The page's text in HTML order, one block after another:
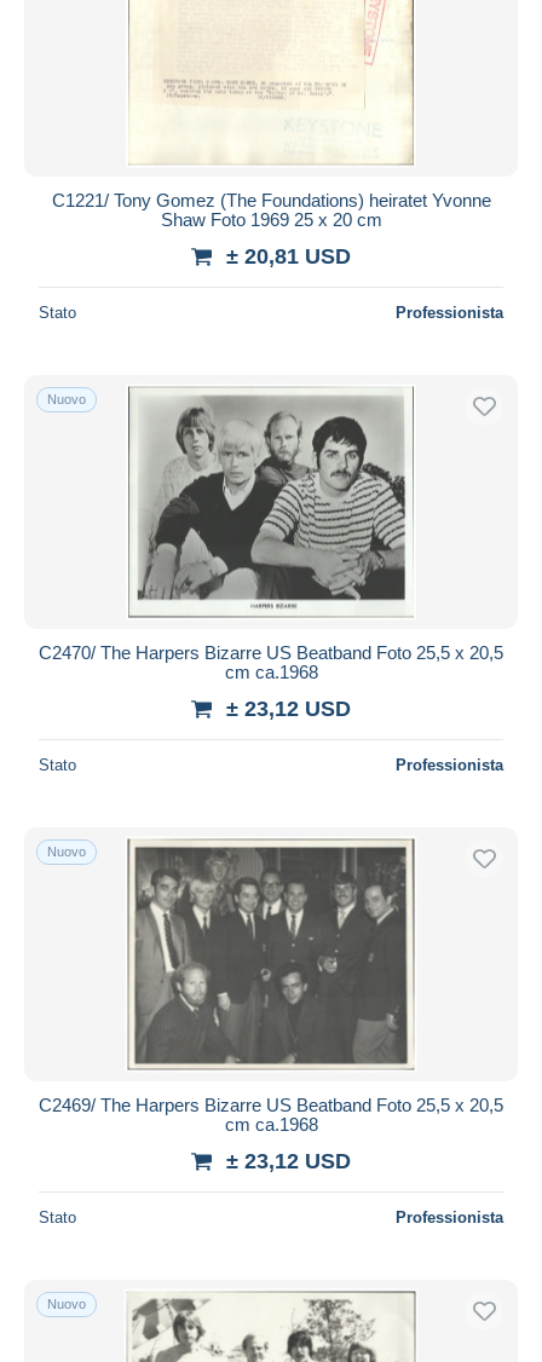
C1221/ Tony Gomez (The Foundations) heiratet Yvonne
Shaw Foto 1969 25 x 20 cm
± 20,81 USD
Stato Professionista
Nuovo
C2470/ The Harpers Bizarre US Beatband Foto 25,5 x 20,5
cm ca.1968
± 23,12 USD
Stato Professionista
Nuovo
C2469/ The Harpers Bizarre US Beatband Foto 25,5 x 20,5
cm ca.1968
± 23,12 USD
Stato Professionista
Nuovo